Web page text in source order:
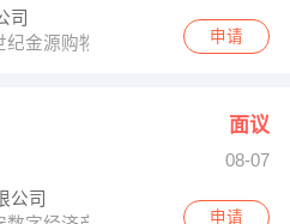
司
金源购物中心C座12楼
申请
面议
08-07
公司
申请